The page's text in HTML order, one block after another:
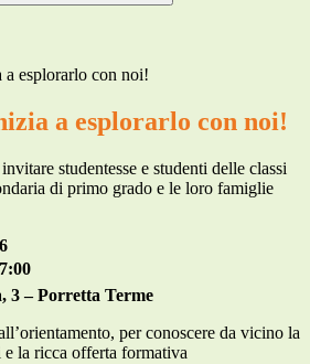
esplorarlo con noi!
a esplorarlo con noi!
studentesse e studenti delle classi
di primo grado e le loro famiglie
3 – Porretta Terme
per conoscere da vicino la
e la ricca offerta formativa